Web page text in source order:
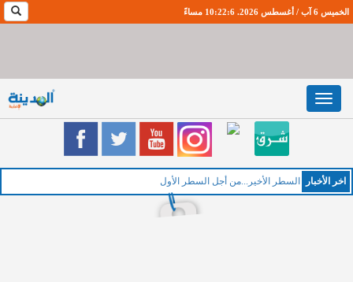
الخميس 6 آب / أغسطس 2026. 10:22:7 مساءً
Toggle
navigation
اخر اﻷخبار الخميس